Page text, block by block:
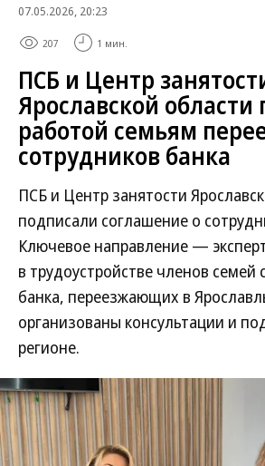
07.05.2026, 20:23
207 1 мин.
ПСБ и Центр
Ярославской области
работой семьям
сотрудников банка
ПСБ и Центр занятости
подписали соглашение о
Ключевое направление —
в трудоустройстве членов семей
банка, переезжающих в
организованы консультации и
регионе.